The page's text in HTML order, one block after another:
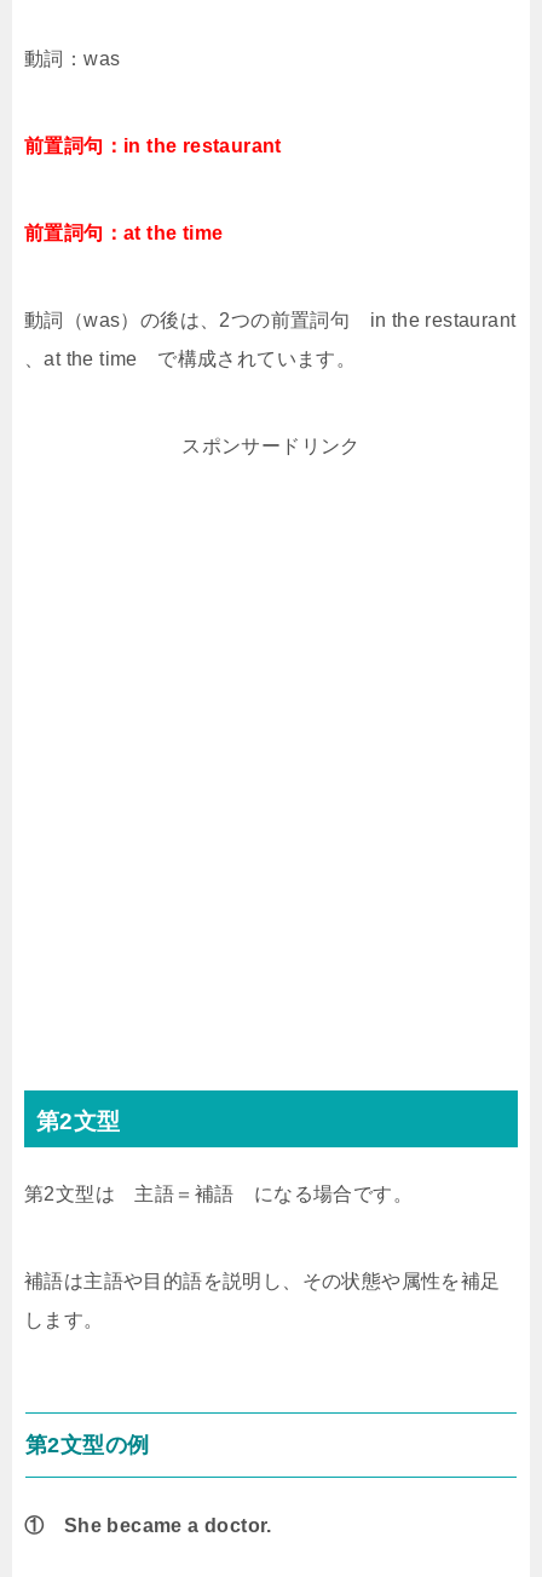
動詞：was
前置詞句：in the restaurant
前置詞句：at the time
動詞（was）の後は、2つの前置詞句 in the restaurant
、at the time で構成されています。
スポンサードリンク
第2文型
第2文型は 主語＝補語 になる場合です。
補語は主語や目的語を説明し、その状態や属性を補足
します。
第2文型の例
① She became a doctor.